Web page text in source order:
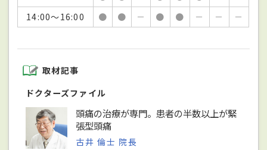
14:00～16:00
● ● － ● ● － － －
取材記事
ドクターズファイル
頭痛の治療が専門。患者の半数以上が緊
張型頭痛
古井 倫士 院長